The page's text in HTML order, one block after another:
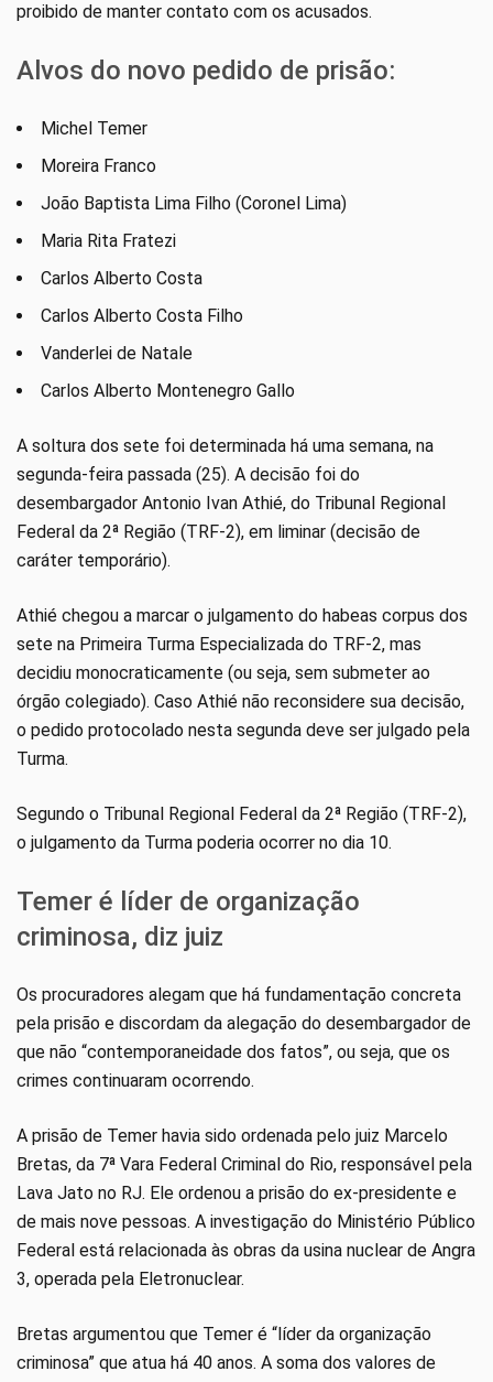
proibido de manter contato com os acusados.
Alvos do novo pedido de prisão:
Michel Temer
Moreira Franco
João Baptista Lima Filho (Coronel Lima)
Maria Rita Fratezi
Carlos Alberto Costa
Carlos Alberto Costa Filho
Vanderlei de Natale
Carlos Alberto Montenegro Gallo
A soltura dos sete foi determinada há uma semana, na
segunda-feira passada (25). A decisão foi do
desembargador Antonio Ivan Athié, do Tribunal Regional
Federal da 2ª Região (TRF-2), em liminar (decisão de
caráter temporário).
Athié chegou a marcar o julgamento do habeas corpus dos
sete na Primeira Turma Especializada do TRF-2, mas
decidiu monocraticamente (ou seja, sem submeter ao
órgão colegiado). Caso Athié não reconsidere sua decisão,
o pedido protocolado nesta segunda deve ser julgado pela
Turma.
Segundo o Tribunal Regional Federal da 2ª Região (TRF-2),
o julgamento da Turma poderia ocorrer no dia 10.
Temer é líder de organização
criminosa, diz juiz
Os procuradores alegam que há fundamentação concreta
pela prisão e discordam da alegação do desembargador de
que não “contemporaneidade dos fatos”, ou seja, que os
crimes continuaram ocorrendo.
A prisão de Temer havia sido ordenada pelo juiz Marcelo
Bretas, da 7ª Vara Federal Criminal do Rio, responsável pela
Lava Jato no RJ. Ele ordenou a prisão do ex-presidente e
de mais nove pessoas. A investigação do Ministério Público
Federal está relacionada às obras da usina nuclear de Angra
3, operada pela Eletronuclear.
Bretas argumentou que Temer é “líder da organização
criminosa” que atua há 40 anos. A soma dos valores de